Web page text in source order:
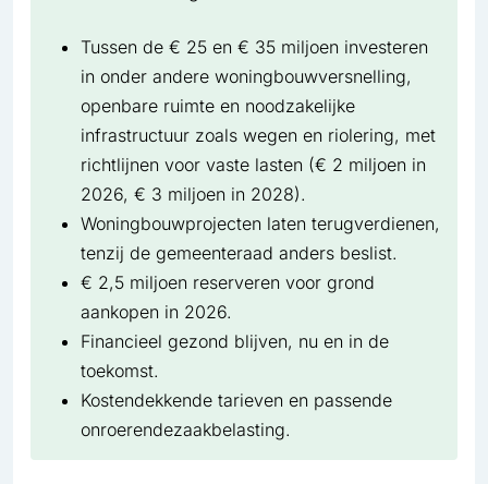
Tussen de € 25 en € 35 miljoen investeren
in onder andere woningbouwversnelling,
openbare ruimte en noodzakelijke
infrastructuur zoals wegen en riolering, met
richtlijnen voor vaste lasten (€ 2 miljoen in
2026, € 3 miljoen in 2028).
Woningbouwprojecten laten terugverdienen,
tenzij de gemeenteraad anders beslist.
€ 2,5 miljoen reserveren voor grond
aankopen in 2026.
Financieel gezond blijven, nu en in de
toekomst.
Kostendekkende tarieven en passende
onroerendezaakbelasting.